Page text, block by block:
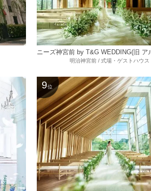
明治神宮前 / 式場・ゲストハウス
9 位